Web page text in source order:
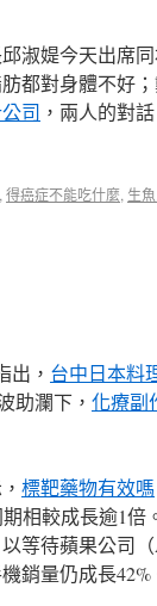
淑媞今天出席同
肪都對身體不好
司 ，兩人的對話
, 得癌症不能吃什麼, 生
出， 台中日本料
助瀾下， 化療副
標靶藥物有效嗎
期相較成長逾1倍
以等待蘋果公司
銷量仍成長42%